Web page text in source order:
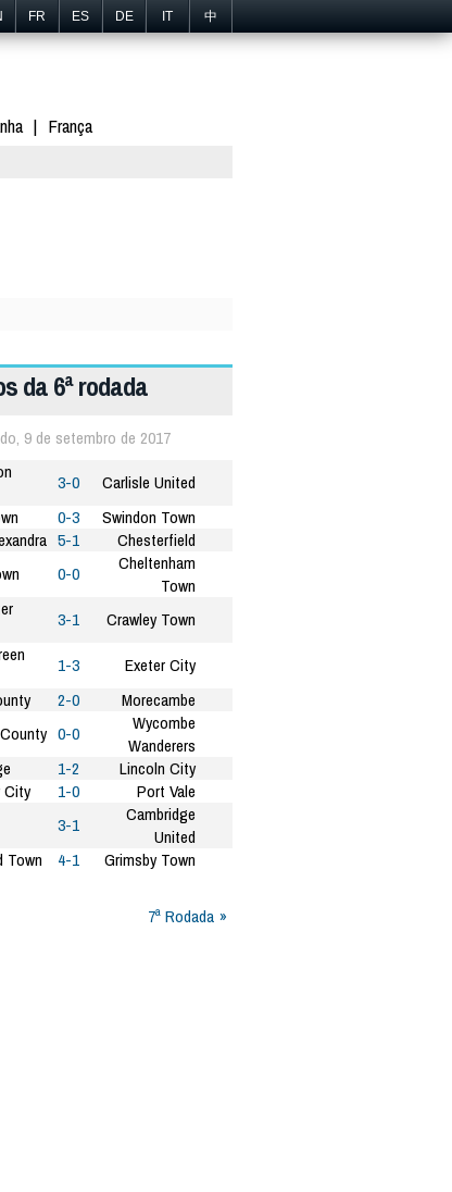
FR ES DE IT 中
França
da 6ª rodada
9 de setembro de 2017
3-0
Carlisle United
0-3
Swindon Town
5-1
Chesterfield
0-0
Cheltenham
Town
3-1
Crawley Town
1-3
Exeter City
2-0
Morecambe
0-0
Wycombe
Wanderers
1-2
Lincoln City
City
1-0
Port Vale
3-1
Cambridge
United
Town
4-1 Grimsby Town
7ª Rodada